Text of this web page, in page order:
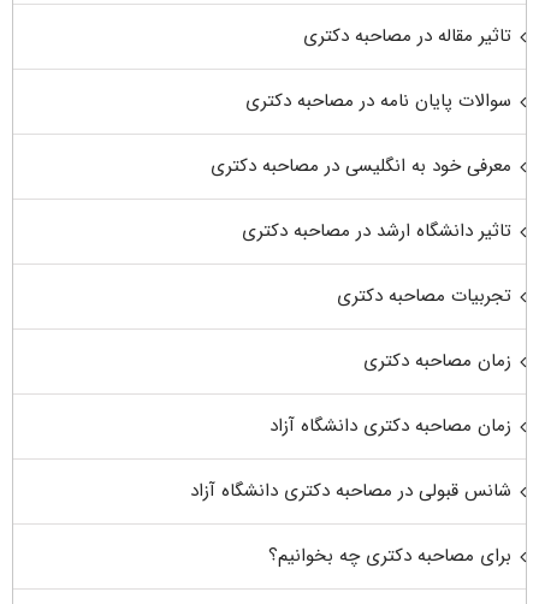
تاثیر مقاله در مصاحبه دکتری
سوالات پایان نامه در مصاحبه دکتری
معرفی خود به انگلیسی در مصاحبه دکتری
تاثیر دانشگاه ارشد در مصاحبه دکتری
تجربیات مصاحبه دکتری
زمان مصاحبه دکتری
زمان مصاحبه دکتری دانشگاه آزاد
شانس قبولی در مصاحبه دکتری دانشگاه آزاد
برای مصاحبه دکتری چه بخوانیم؟